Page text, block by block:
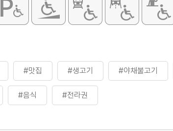
#맛집 #생고기 #야채불고기
#음식 #전라권